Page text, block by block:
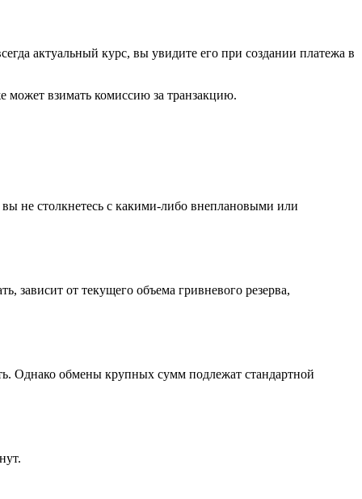
актуальный курс, вы увидите его при создании платежа в
взимать комиссию за транзакцию.
не столкнетесь с какими-либо внеплановыми или
от текущего объема гривневого резерва,
Однако обмены крупных сумм подлежат стандартной